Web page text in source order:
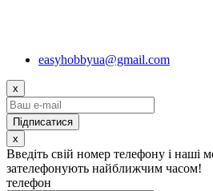
easyhobbyua@gmail.com
x
x
Введіть свій номер телефону і наші
зателефонують найближчим часом!
телефон